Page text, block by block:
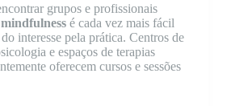
grupos e profissionais
mindfulness é cada vez mais fácil
interesse pela prática. Centros de
e espaços de terapias
oferecem cursos e sessões